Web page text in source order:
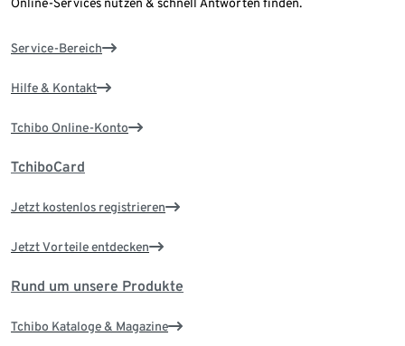
Online-Services nutzen & schnell Antworten finden.
Service-Bereich
Hilfe & Kontakt
Tchibo Online-Konto
TchiboCard
Jetzt kostenlos registrieren
Jetzt Vorteile entdecken
Rund um unsere Produkte
Tchibo Kataloge & Magazine